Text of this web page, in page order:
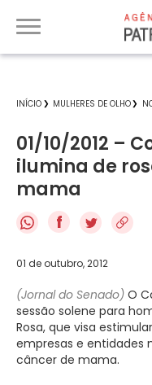
INÍCIO MULHERES DE OLHO
01/10/2012 –
ilumina de
mama
f
01 de outubro, 2012
(Jornal do Senado) O
sessão solene para
Rosa, que visa
empresas e entidades
câncer de mama.